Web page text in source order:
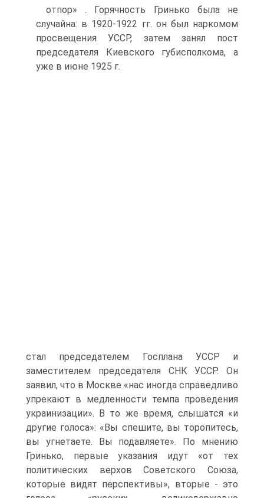
отпор» . Горячность Гринько была не
случайна: в 1920-1922 гг. он был наркомом
просвещения УССР, затем занял пост
председателя Киевского губисполкома, а
уже в июне 1925 г.
стал председателем Госплана УССР и
заместителем председателя СНК УССР. Он
заявил, что в Москве «нас иногда справедливо
упрекают в медленности темпа проведения
украинизации». В то же время, слышатся «и
другие голоса»: «Вы спешите, вы торопитесь,
вы угнетаете. Вы подавляете». По мнению
Гринько, первые указания идут «от тех
политических верхов Советского Союза,
которые видят перспективы», вторые - это